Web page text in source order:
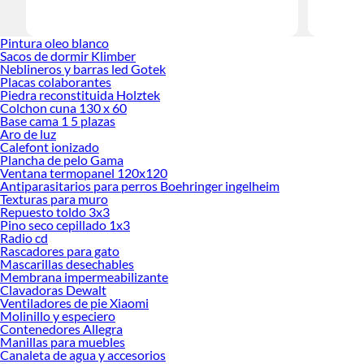
Pintura oleo blanco
Sacos de dormir Klimber
Neblineros y barras led Gotek
Placas colaborantes
Piedra reconstituida Holztek
Colchon cuna 130 x 60
Base cama 1 5 plazas
Aro de luz
Calefont ionizado
Plancha de pelo Gama
Ventana termopanel 120x120
Antiparasitarios para perros Boehringer ingelheim
Texturas para muro
Repuesto toldo 3x3
Pino seco cepillado 1x3
Radio cd
Rascadores para gato
Mascarillas desechables
Membrana impermeabilizante
Clavadoras Dewalt
Ventiladores de pie Xiaomi
Molinillo y especiero
Contenedores Allegra
Manillas para muebles
Canaleta de agua y accesorios